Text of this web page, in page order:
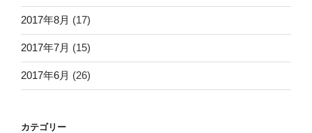
2017年8月 (17)
2017年7月 (15)
2017年6月 (26)
カテゴリー